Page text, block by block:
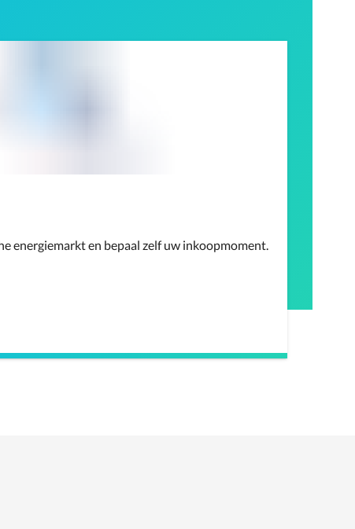
energiemarkt en bepaal zelf uw inkoopmoment.